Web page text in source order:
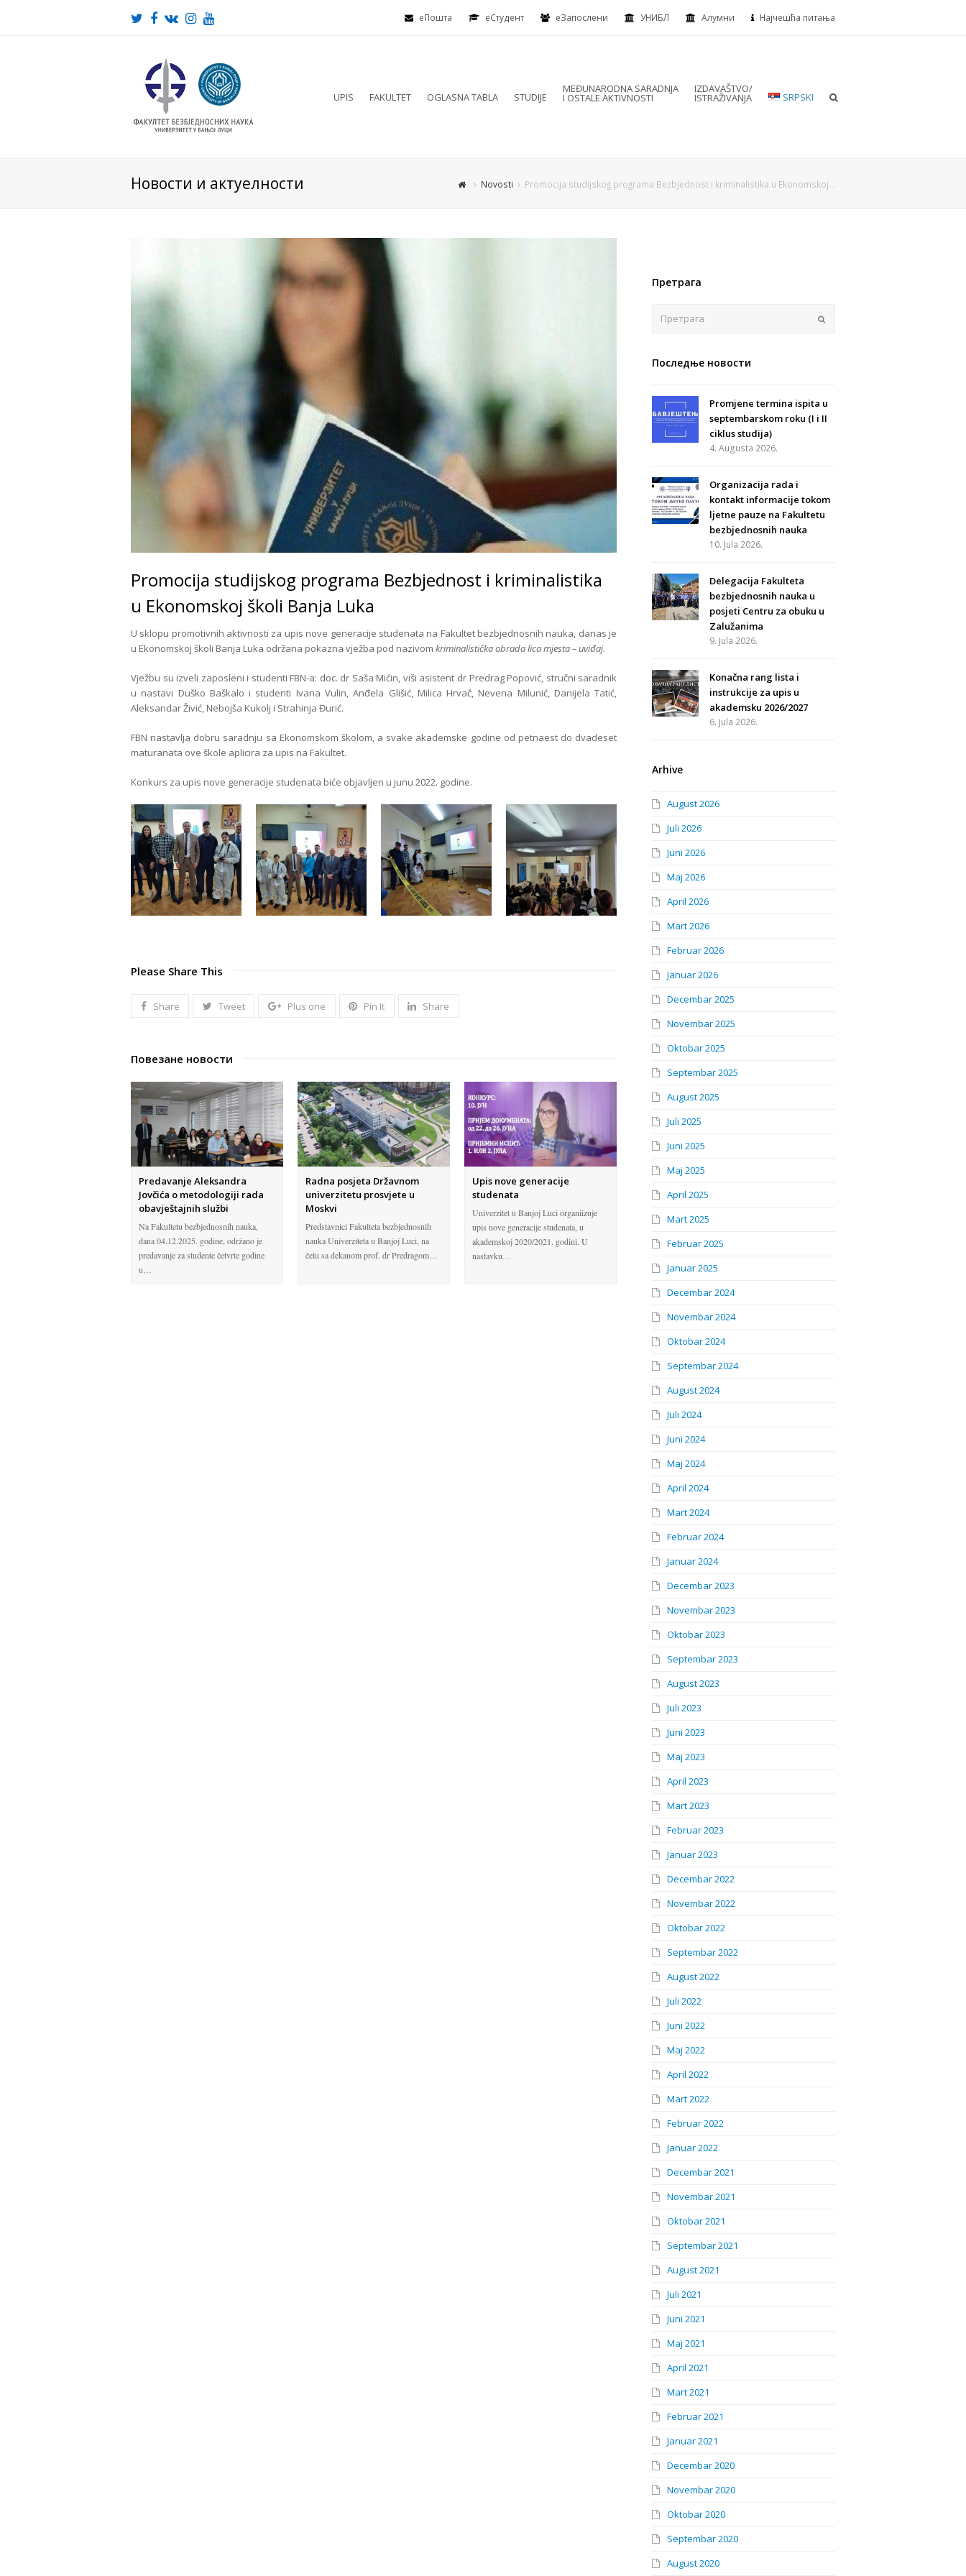
еПошта eСтудент еЗапослени УНИБЛ Алумни Најчешћа питања
Twitter
Facebook
VKInstagram
Youtube
UPIS FAKULTET OGLASNA TABLA STUDIJE
MEĐUNARODNA SARADNJA
I OSTALE AKTIVNOSTI
IZDAVAŠTVO/
ISTRAŽIVANJA SRPSKI
Новости и актуелности Novosti Promocija studijskog programa Bezbjednost i kriminalistika u Ekonomskoj…
Promocija studijskog programa Bezbjednost i kriminalistika
u Ekonomskoj školi Banja Luka
U sklopu promotivnih aktivnosti za upis nove generacije studenata na Fakultet bezbjednosnih nauka, danas je
u Ekonomskoj školi Banja Luka održana pokazna vježba pod nazivom kriminalistička obrada lica mjesta – uviđaj.
Vježbu su izveli zaposleni i studenti FBN-a: doc. dr Saša Mićin, viši asistent dr Predrag Popović, stručni saradnik
u nastavi Duško Baškalo i studenti Ivana Vulin, Anđela Glišić, Milica Hrvač, Nevena Milunić, Danijela Tatić,
Aleksandar Živić, Nebojša Kukolj i Strahinja Đurić.
FBN nastavlja dobru saradnju sa Ekonomskom školom, a svake akademske godine od petnaest do dvadeset
maturanata ove škole aplicira za upis na Fakultet.
Konkurs za upis nove generacije studenata biće objavljen u junu 2022. godine.
Please Share This
Share Tweet Plus one Pin It Share
Повезане новости
Predavanje Aleksandra
Jovčića o metodologiji rada
obavještajnih službi
Na Fakultetu bezbjednosnih nauka,
dana 04.12.2025. godine, održano je
predavanje za studente četvrte godine
u…
Radna posjeta Državnom
univerzitetu prosvjete u
Moskvi
Predstavnici Fakulteta bezbjednosnih
nauka Univerziteta u Banjoj Luci, na
čelu sa dekanom prof. dr Predragom…
Upis nove generacije
studenata
Univerzitet u Banjoj Luci organiizuje
upis nove generacije studenata, u
akademskoj 2020/2021. godini. U
nastavku…
Претрага
Последње новости
Promjene termina ispita u
septembarskom roku (I i II
ciklus studija)
4. Augusta 2026.
Organizacija rada i
kontakt informacije tokom
ljetne pauze na Fakultetu
bezbjednosnih nauka
10. Jula 2026.
Delegacija Fakulteta
bezbjednosnih nauka u
posjeti Centru za obuku u
Zalužanima
9. Jula 2026.
Konačna rang lista i
instrukcije za upis u
akademsku 2026/2027
6. Jula 2026.
Arhive
August 2026
Juli 2026
Juni 2026
Maj 2026
April 2026
Mart 2026
Februar 2026
Januar 2026
Decembar 2025
Novembar 2025
Oktobar 2025
Septembar 2025
August 2025
Juli 2025
Juni 2025
Maj 2025
April 2025
Mart 2025
Februar 2025
Januar 2025
Decembar 2024
Novembar 2024
Oktobar 2024
Septembar 2024
August 2024
Juli 2024
Juni 2024
Maj 2024
April 2024
Mart 2024
Februar 2024
Januar 2024
Decembar 2023
Novembar 2023
Oktobar 2023
Septembar 2023
August 2023
Juli 2023
Juni 2023
Maj 2023
April 2023
Mart 2023
Februar 2023
Januar 2023
Decembar 2022
Novembar 2022
Oktobar 2022
Septembar 2022
August 2022
Juli 2022
Juni 2022
Maj 2022
April 2022
Mart 2022
Februar 2022
Januar 2022
Decembar 2021
Novembar 2021
Oktobar 2021
Septembar 2021
August 2021
Juli 2021
Juni 2021
Maj 2021
April 2021
Mart 2021
Februar 2021
Januar 2021
Decembar 2020
Novembar 2020
Oktobar 2020
Septembar 2020
August 2020